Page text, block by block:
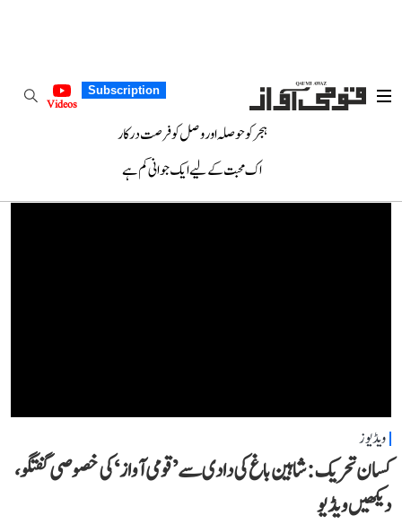
Subscription
Videos
ہجر کو حوصلہ اور وصل کو فرصت درکار
اک محبت کے لیے ایک جوانی کم ہے
ویڈیوز
کسان تحریک: شاہین باغ کی دادی سے ’قومی آواز‘ کی خصوصی گفتگو،
دیکھیں ویڈیو